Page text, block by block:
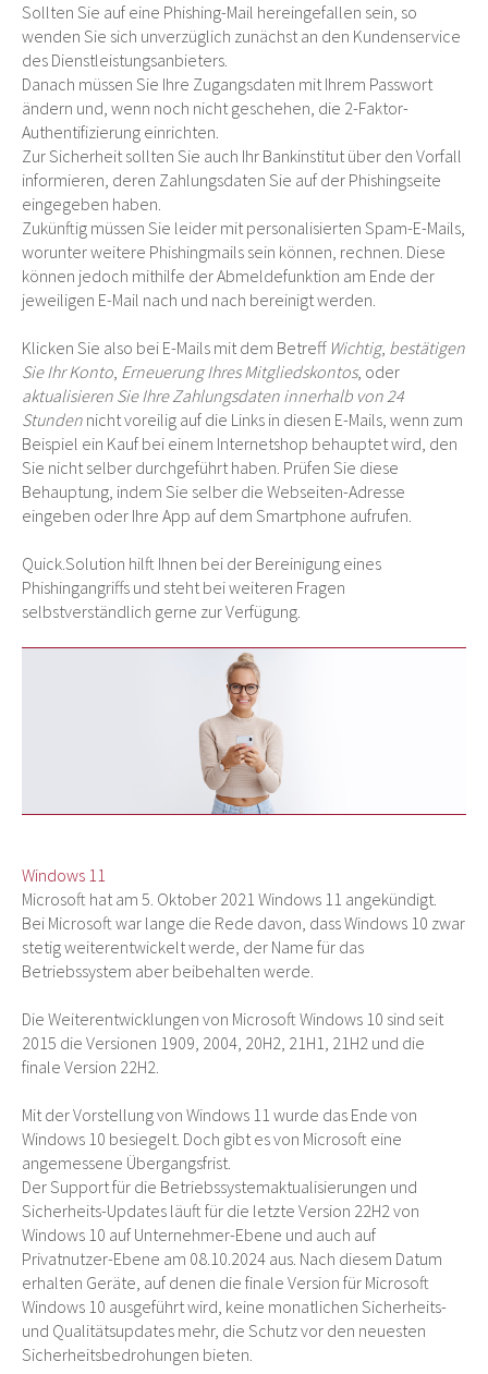
Sollten Sie auf eine Phishing-Mail hereingefallen sein, so
wenden Sie sich unverzüglich zunächst an den Kundenservice
des Dienstleistungsanbieters.
Danach müssen Sie Ihre Zugangsdaten mit Ihrem Passwort
ändern und, wenn noch nicht geschehen, die 2-Faktor-
Authentifizierung einrichten.
Zur Sicherheit sollten Sie auch Ihr Bankinstitut über den Vorfall
informieren, deren Zahlungsdaten Sie auf der Phishingseite
eingegeben haben.
Zukünftig müssen Sie leider mit personalisierten Spam-E-Mails,
worunter weitere Phishingmails sein können, rechnen. Diese
können jedoch mithilfe der Abmeldefunktion am Ende der
jeweiligen E-Mail nach und nach bereinigt werden.
Klicken Sie also bei E-Mails mit dem Betreff Wichtig, bestätigen
Sie Ihr Konto, Erneuerung Ihres Mitgliedskontos, oder
aktualisieren Sie Ihre Zahlungsdaten innerhalb von 24
Stunden nicht voreilig auf die Links in diesen E-Mails, wenn zum
Beispiel ein Kauf bei einem Internetshop behauptet wird, den
Sie nicht selber durchgeführt haben. Prüfen Sie diese
Behauptung, indem Sie selber die Webseiten-Adresse
eingeben oder Ihre App auf dem Smartphone aufrufen.
Quick.Solution hilft Ihnen bei der Bereinigung eines
Phishingangriffs und steht bei weiteren Fragen
selbstverständlich gerne zur Verfügung.
Windows 11
Microsoft hat am 5. Oktober 2021 Windows 11 angekündigt.
Bei Microsoft war lange die Rede davon, dass Windows 10 zwar
stetig weiterentwickelt werde, der Name für das
Betriebssystem aber beibehalten werde.
Die Weiterentwicklungen von Microsoft Windows 10 sind seit
2015 die Versionen 1909, 2004, 20H2, 21H1, 21H2 und die
finale Version 22H2.
Mit der Vorstellung von Windows 11 wurde das Ende von
Windows 10 besiegelt. Doch gibt es von Microsoft eine
angemessene Übergangsfrist.
Der Support für die Betriebssystemaktualisierungen und
Sicherheits-Updates läuft für die letzte Version 22H2 von
Windows 10 auf Unternehmer-Ebene und auch auf
Privatnutzer-Ebene am 08.10.2024 aus. Nach diesem Datum
erhalten Geräte, auf denen die finale Version für Microsoft
Windows 10 ausgeführt wird, keine monatlichen Sicherheits-
und Qualitätsupdates mehr, die Schutz vor den neuesten
Sicherheitsbedrohungen bieten.